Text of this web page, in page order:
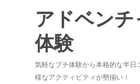
アドベンチ
体験
気軽なプチ体験から本格的な半日
様なアクティビティが勢揃い！